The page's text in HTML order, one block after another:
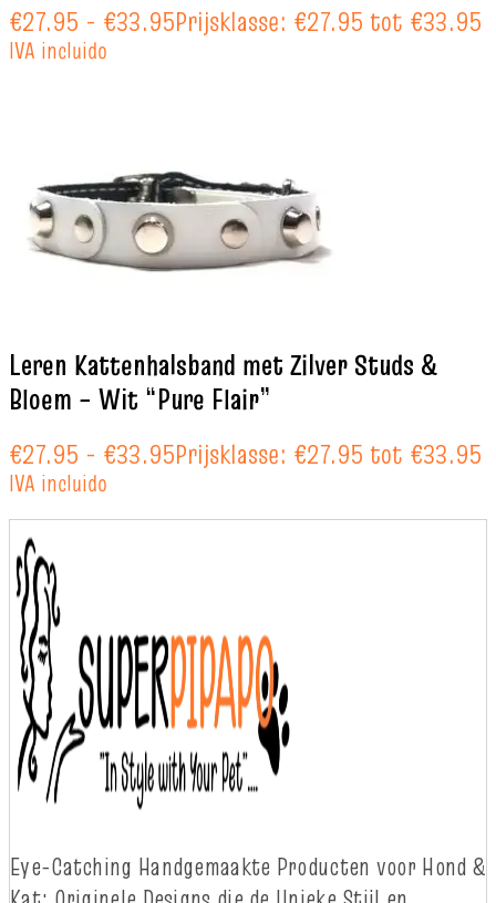
€27.95 - €33.95Prijsklasse: €27.95 tot €33.95
IVA incluido
Leren Kattenhalsband met Zilver Studs &
Bloem – Wit “Pure Flair”
€27.95 - €33.95Prijsklasse: €27.95 tot €33.95
IVA incluido
Eye-Catching Handgemaakte Producten voor Hond &